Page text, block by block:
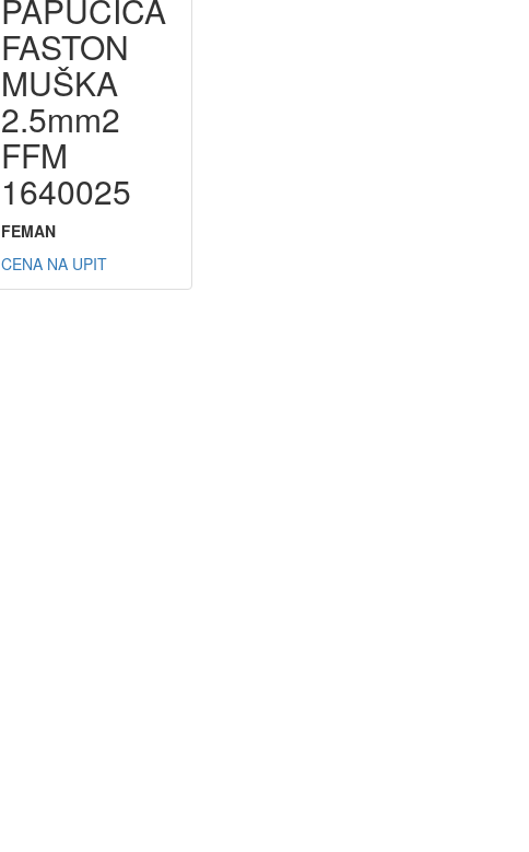
PAPUČICA
FASTON
MUŠKA
2.5mm2
FFM
1640025
FEMAN
CENA NA UPIT